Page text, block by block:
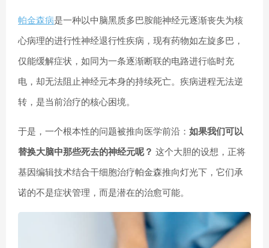
帕金森病是一种以中脑黑质多巴胺能神经元逐渐丧失为核
心病理的进行性神经退行性疾病，现有药物如左旋多巴，
仅能缓解症状，如同为一条逐渐断联的电路进行临时充
电，却无法阻止神经元本身的持续死亡。疾病进程无法逆
转，是当前治疗的核心困境。
于是，一个根本性的问题被推向医学前沿： 如果我们可以
替换大脑中那些死去的神经元呢？ 这个大胆的设想，正将
基因编辑技术结合干细胞治疗帕金森推向灯光下，它们承
诺的不是症状管理，而是潜在的治愈可能。